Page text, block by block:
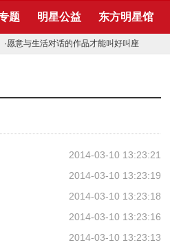
题 明星公益 东方明星馆
·愿意与生活对话的作品才能叫好叫座
2014-03-10 13:23:21
2014-03-10 13:23:19
2014-03-10 13:23:18
2014-03-10 13:23:16
2014-03-10 13:23:13